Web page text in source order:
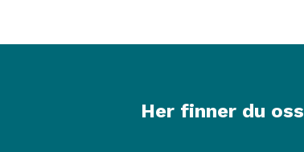
Her finner du oss